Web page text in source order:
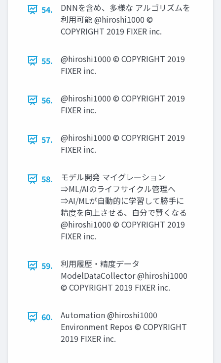
54.
DNNを含め、多様な アルゴリズムを
利⽤可能 @hiroshi1000 ©
COPYRIGHT 2019 FIXER inc.
55.
@hiroshi1000 © COPYRIGHT 2019
FIXER inc.
56.
@hiroshi1000 © COPYRIGHT 2019
FIXER inc.
57.
@hiroshi1000 © COPYRIGHT 2019
FIXER inc.
58.
モデル開発 マイグレーション
⇒ML/AIのライフサイクル管理へ
⇒AI/MLが⾃動的に学習して勝⼿に
精度を向上させる、⾃分で賢くなる
@hiroshi1000 © COPYRIGHT 2019
FIXER inc.
59.
利⽤履歴・精度データ
ModelDataCollector @hiroshi1000
© COPYRIGHT 2019 FIXER inc.
60.
Automation @hiroshi1000
Environment Repos © COPYRIGHT
2019 FIXER inc.